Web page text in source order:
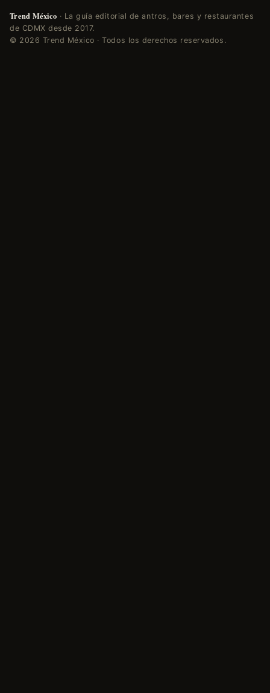
Trend México · La guía editorial de antros, bares y restaurantes
de CDMX desde 2017.
© 2026 Trend México · Todos los derechos reservados.